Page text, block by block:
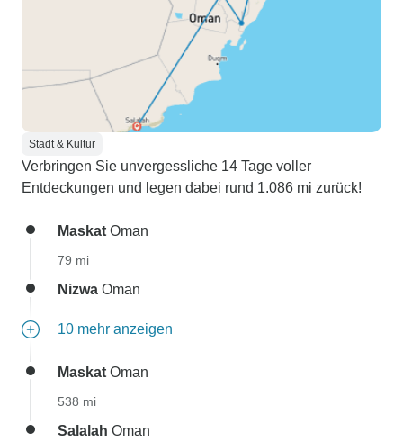
Stadt & Kultur
Verbringen Sie unvergessliche 14 Tage voller
Entdeckungen und legen dabei rund 1.086 mi zurück!
Maskat Oman
79 mi
Nizwa Oman
10 mehr anzeigen
Maskat Oman
538 mi
Salalah Oman